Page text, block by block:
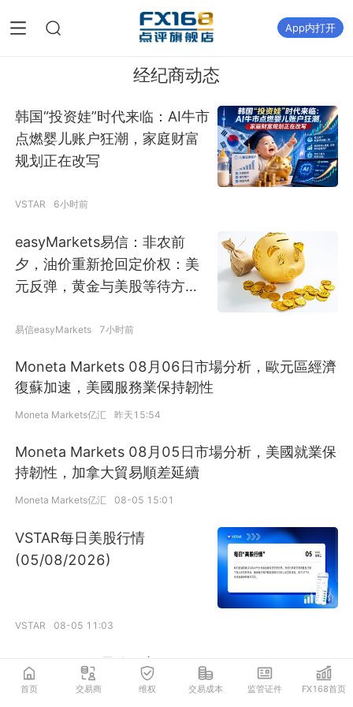
App内打开
经纪商动态
韩国“投资娃”时代来临：AI牛市
点燃婴儿账户狂潮，家庭财富
规划正在改写
VSTAR 6小时前
easyMarkets易信：非农前
夕，油价重新抢回定价权：美
元反弹，黄金与美股等待方向
易信easyMarkets 7小时前
Moneta Markets 08月06日市場分析，歐元區經濟
復蘇加速，美國服務業保持韌性
Moneta Markets亿汇 昨天15:54
Moneta Markets 08月05日市場分析，美國就業保
持韌性，加拿大貿易順差延續
Moneta Markets亿汇 08-05 15:01
VSTAR每日美股行情
(05/08/2026)
VSTAR 08-05 11:03
easyMarkets易信：市
场押注外交突破，油价
首页 交易商 维权 交易成本 监管证件 FX168首页